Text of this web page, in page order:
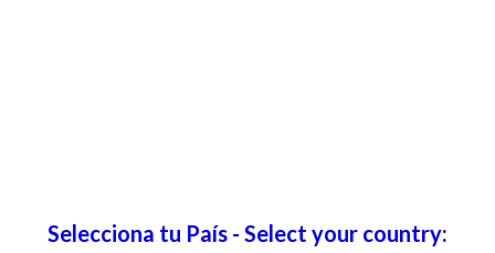
Selecciona tu País - Select your country: